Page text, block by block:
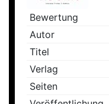
Bewertung
Autor
Titel
Verlag
Seiten